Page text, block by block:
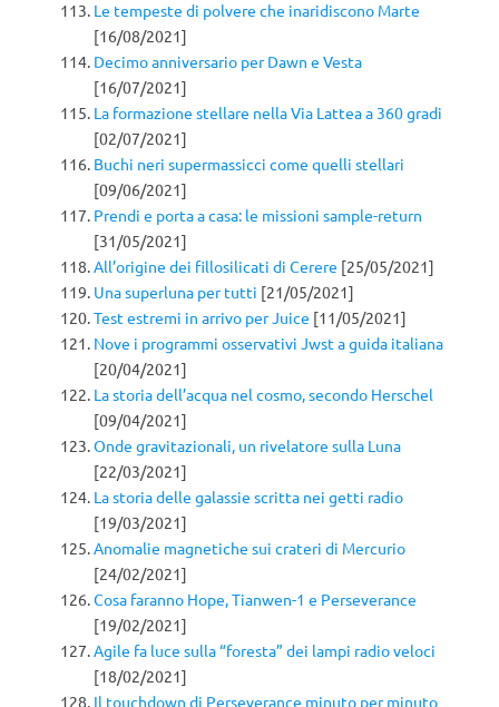
Le tempeste di polvere che inaridiscono Marte
[16/08/2021]
Decimo anniversario per Dawn e Vesta
[16/07/2021]
La formazione stellare nella Via Lattea a 360 gradi
[02/07/2021]
Buchi neri supermassicci come quelli stellari
[09/06/2021]
Prendi e porta a casa: le missioni sample-return
[31/05/2021]
All’origine dei fillosilicati di Cerere [25/05/2021]
Una superluna per tutti [21/05/2021]
Test estremi in arrivo per Juice [11/05/2021]
Nove i programmi osservativi Jwst a guida italiana
[20/04/2021]
La storia dell’acqua nel cosmo, secondo Herschel
[09/04/2021]
Onde gravitazionali, un rivelatore sulla Luna
[22/03/2021]
La storia delle galassie scritta nei getti radio
[19/03/2021]
Anomalie magnetiche sui crateri di Mercurio
[24/02/2021]
Cosa faranno Hope, Tianwen-1 e Perseverance
[19/02/2021]
Agile fa luce sulla “foresta” dei lampi radio veloci
[18/02/2021]
Il touchdown di Perseverance minuto per minuto